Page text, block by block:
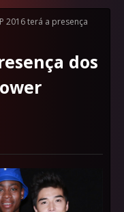
2016 terá a presença
dos